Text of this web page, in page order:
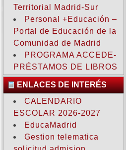
Territorial Madrid-Sur
Personal +Educación –
Portal de Educación de la
Comunidad de Madrid
PROGRAMA ACCEDE-
PRÉSTAMOS DE LIBROS
ENLACES DE INTERÉS
CALENDARIO
ESCOLAR 2026-2027
EducaMadrid
Gestion telematica